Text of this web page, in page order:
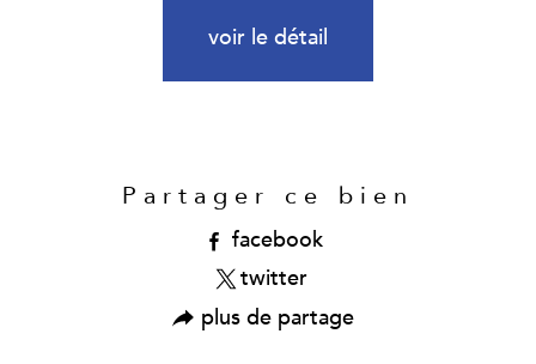
voir le détail
Partager ce bien
facebook
twitter
plus de partage